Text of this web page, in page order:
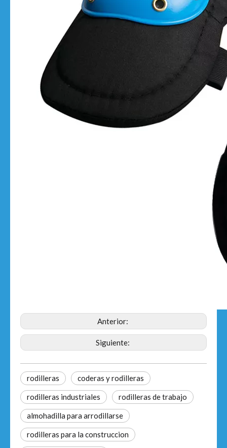
Anterior:
Siguiente:
rodilleras coderas y rodilleras
rodilleras industriales rodilleras de trabajo
almohadilla para arrodillarse
rodilleras para la construccion